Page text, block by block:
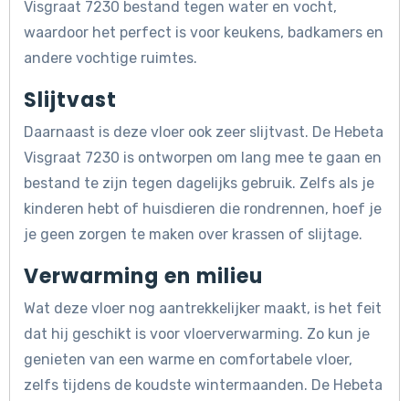
Visgraat 7230 bestand tegen water en vocht,
waardoor het perfect is voor keukens, badkamers en
andere vochtige ruimtes.
Slijtvast
Daarnaast is deze vloer ook zeer slijtvast. De Hebeta
Visgraat 7230 is ontworpen om lang mee te gaan en
bestand te zijn tegen dagelijks gebruik. Zelfs als je
kinderen hebt of huisdieren die rondrennen, hoef je
je geen zorgen te maken over krassen of slijtage.
Verwarming en milieu
Wat deze vloer nog aantrekkelijker maakt, is het feit
dat hij geschikt is voor vloerverwarming. Zo kun je
genieten van een warme en comfortabele vloer,
zelfs tijdens de koudste wintermaanden. De Hebeta